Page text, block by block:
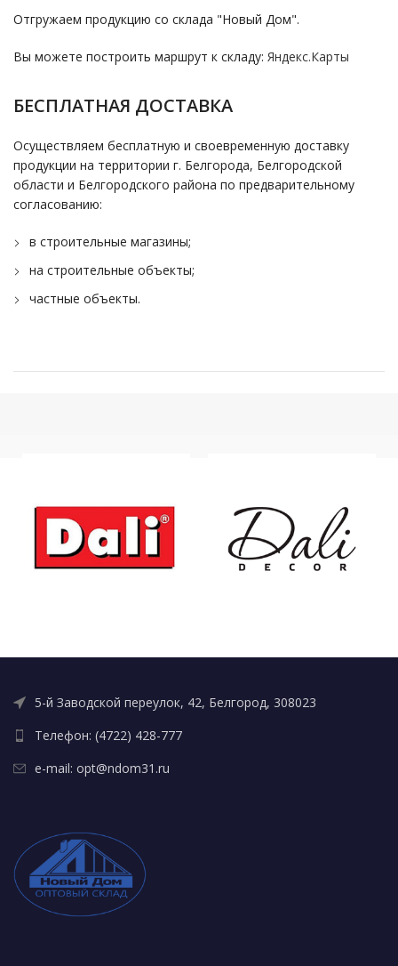
Отгружаем продукцию со склада "Новый Дом".
Вы можете построить маршрут к складу: Яндекс.Карты
БЕСПЛАТНАЯ ДОСТАВКА
Осуществляем бесплатную и своевременную доставку
продукции на территории г. Белгорода, Белгородской
области и Белгородского района по предварительному
согласованию:
в строительные магазины;
на строительные объекты;
частные объекты.
5-й Заводской переулок, 42, Белгород, 308023
Телефон: (4722) 428-777
e-mail: opt@ndom31.ru